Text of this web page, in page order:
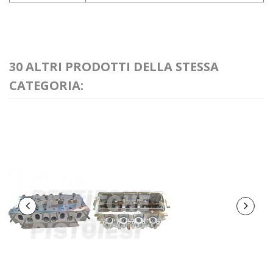
30 ALTRI PRODOTTI DELLA STESSA
CATEGORIA: